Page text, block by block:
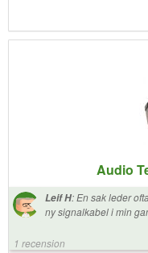
Audio
Leif H:En sak leder ofta till en annan.
ny signalkabel i min
OM10 på
1 recension